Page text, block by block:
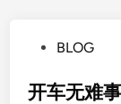
s
BLOG
开车无难